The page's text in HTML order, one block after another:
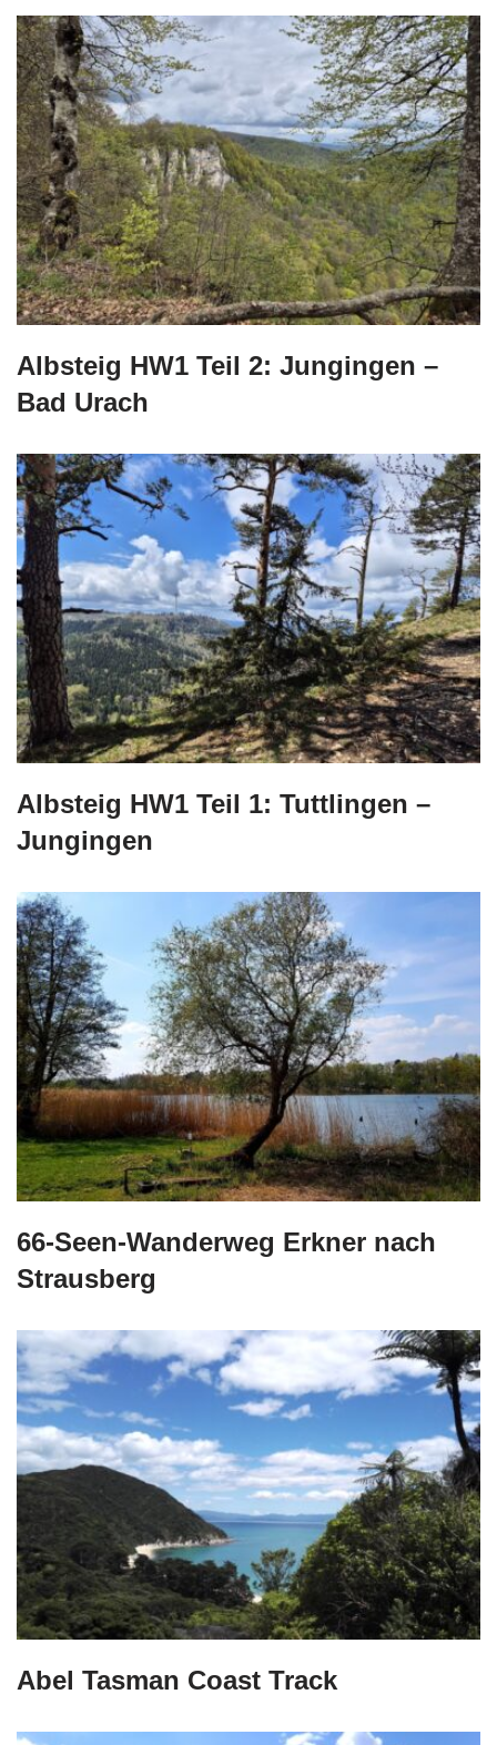
Albsteig HW1 Teil 2: Jungingen –
Bad Urach
Albsteig HW1 Teil 1: Tuttlingen –
Jungingen
66-Seen-Wanderweg Erkner nach
Strausberg
Abel Tasman Coast Track